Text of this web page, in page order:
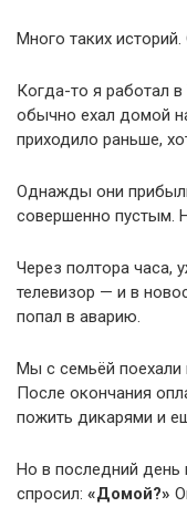
Много таких
Когда-то я работал
обычно ехал домой
приходило раньше,
Однажды они
совершенно пустым.
Через полтора часа,
телевизор — и в
попал в аварию.
Мы с семьёй поехали
После окончания
пожить дикарями и
Но в последний день
спросил: «Домой?»